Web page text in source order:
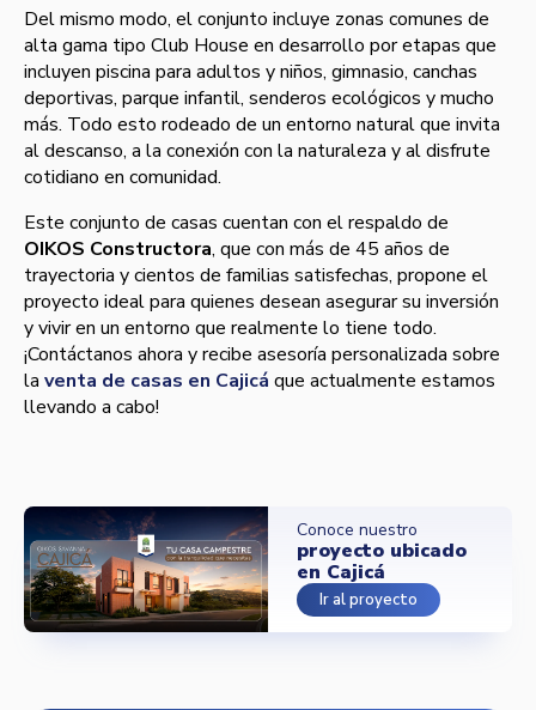
Del mismo modo, el conjunto incluye zonas comunes de
alta gama tipo Club House en desarrollo por etapas que
incluyen piscina para adultos y niños, gimnasio, canchas
deportivas, parque infantil, senderos ecológicos y mucho
más. Todo esto rodeado de un entorno natural que invita
al descanso, a la conexión con la naturaleza y al disfrute
cotidiano en comunidad.
Este conjunto de casas cuentan con el respaldo de
OIKOS Constructora, que con más de 45 años de
trayectoria y cientos de familias satisfechas, propone el
proyecto ideal para quienes desean asegurar su inversión
y vivir en un entorno que realmente lo tiene todo.
¡Contáctanos ahora y recibe asesoría personalizada sobre
la venta de casas en Cajicá que actualmente estamos
llevando a cabo!
Conoce nuestro
proyecto ubicado
en Cajicá
Ir al proyecto